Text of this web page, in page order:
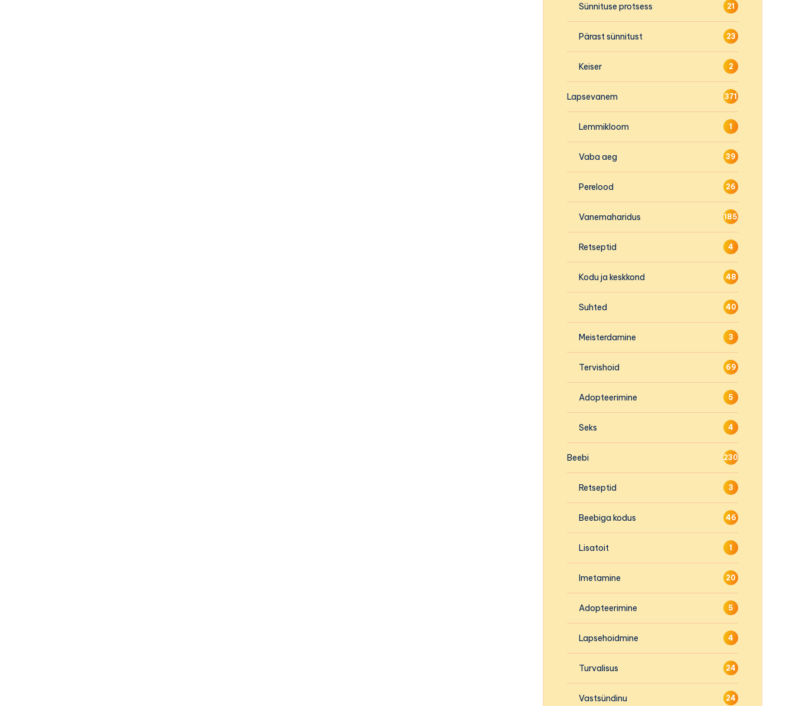
Sünnituse protsess 21
Pärast sünnitust 23
Keiser 2
Lapsevanem 371
Lemmikloom 1
Vaba aeg 39
Perelood 26
Vanemaharidus 185
Retseptid 4
Kodu ja keskkond 48
Suhted 40
Meisterdamine 3
Tervishoid 69
Adopteerimine 5
Seks 4
Beebi 230
Retseptid 3
Beebiga kodus 46
Lisatoit 1
Imetamine 20
Adopteerimine 5
Lapsehoidmine 4
Turvalisus 24
Vastsündinu 24